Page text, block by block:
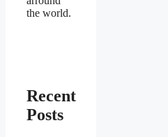
the world.
Recent
Posts